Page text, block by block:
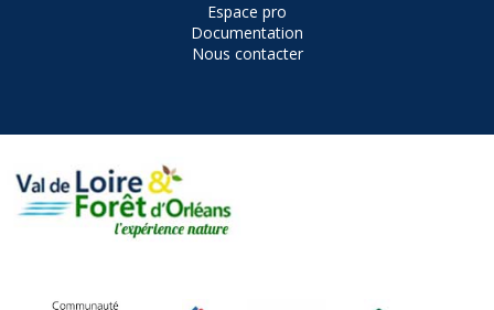
Espace pro
Documentation
Nous contacter